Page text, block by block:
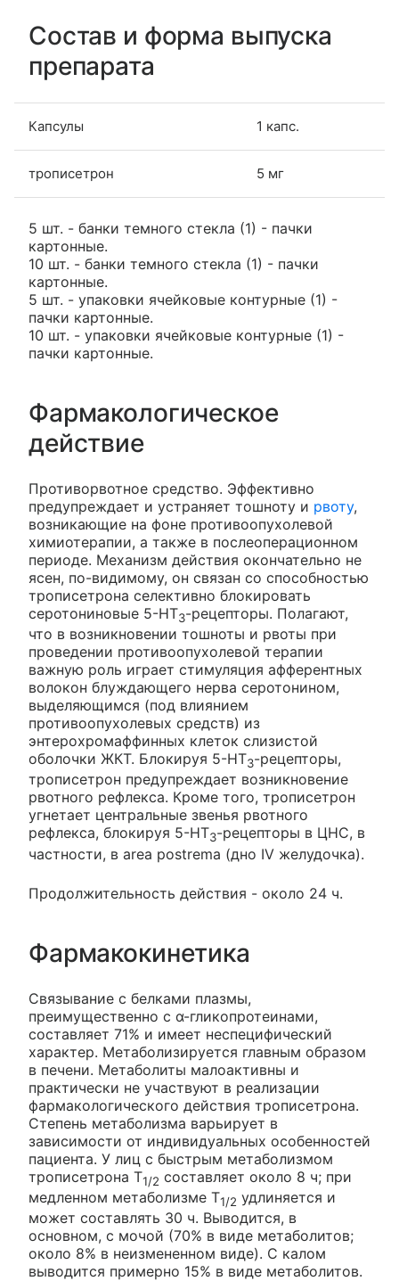
Состав и форма выпуска
препарата
Капсулы 1 капс.
трописетрон 5 мг
5 шт. - банки темного стекла (1) - пачки
картонные.
10 шт. - банки темного стекла (1) - пачки
картонные.
5 шт. - упаковки ячейковые контурные (1) -
пачки картонные.
10 шт. - упаковки ячейковые контурные (1) -
пачки картонные.
Фармакологическое
действие
Противорвотное средство. Эффективно
предупреждает и устраняет тошноту и рвоту,
возникающие на фоне противоопухолевой
химиотерапии, а также в послеоперационном
периоде. Механизм действия окончательно не
ясен, по-видимому, он связан со способностью
трописетрона селективно блокировать
серотониновые 5-HT3-рецепторы. Полагают,
что в возникновении тошноты и рвоты при
проведении противоопухолевой терапии
важную роль играет стимуляция афферентных
волокон блуждающего нерва серотонином,
выделяющимся (под влиянием
противоопухолевых средств) из
энтерохромаффинных клеток слизистой
оболочки ЖКТ. Блокируя 5-HT3-рецепторы,
трописетрон предупреждает возникновение
рвотного рефлекса. Кроме того, трописетрон
угнетает центральные звенья рвотного
рефлекса, блокируя 5-HT3-рецепторы в ЦНС, в
частности, в area postrema (дно IV желудочка).
Продолжительность действия - около 24 ч.
Фармакокинетика
Связывание с белками плазмы,
преимущественно с α-гликопротеинами,
составляет 71% и имеет неспецифический
характер. Метаболизируется главным образом
в печени. Метаболиты малоактивны и
практически не участвуют в реализации
фармакологического действия трописетрона.
Степень метаболизма варьирует в
зависимости от индивидуальных особенностей
пациента. У лиц с быстрым метаболизмом
трописетрона T1/2 составляет около 8 ч; при
медленном метаболизме T1/2 удлиняется и
может составлять 30 ч. Выводится, в
основном, с мочой (70% в виде метаболитов;
около 8% в неизмененном виде). С калом
выводится примерно 15% в виде метаболитов.